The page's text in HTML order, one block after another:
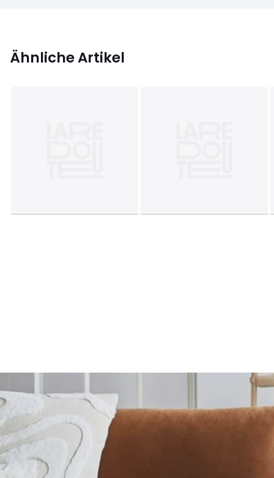
Ähnliche Artikel